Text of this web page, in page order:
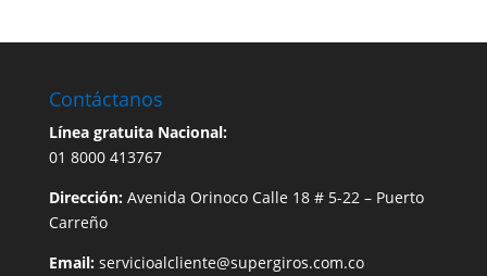
Contáctanos
Línea gratuita Nacional:
01 8000 413767
Dirección: Avenida Orinoco Calle 18 # 5-22 – Puerto
Carreño
Email: servicioalcliente@supergiros.com.co